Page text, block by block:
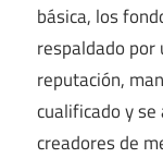
básica, los
respaldado
reputación,
cualificado y
creadores de